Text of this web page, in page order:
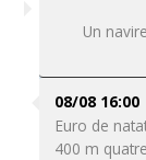
Un
08/08 16:00
Euro de
400 m